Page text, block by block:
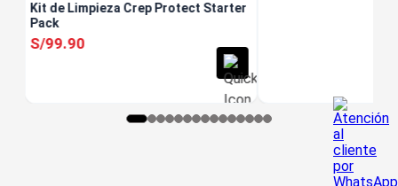
Kit de Limpieza Crep Protect Starter
Pack
S/99.90